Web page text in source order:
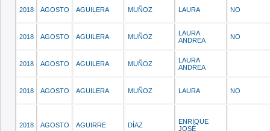
2018 AGOSTO AGUILERA MUÑOZ LAURA NO
2018 AGOSTO AGUILERA MUÑOZ
LAURA
ANDREA
NO
2018 AGOSTO AGUILERA MUÑOZ
LAURA
ANDREA
2018 AGOSTO AGUILERA MUÑOZ LAURA NO
2018 AGOSTO AGUIRRE DÍAZ
ENRIQUE
JOSÉ